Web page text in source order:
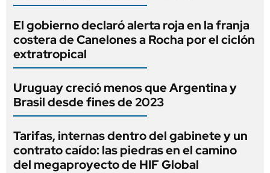
El gobierno declaró alerta roja en la franja
costera de Canelones a Rocha por el ciclón
extratropical
Uruguay creció menos que Argentina y
Brasil desde fines de 2023
Tarifas, internas dentro del gabinete y un
contrato caído: las piedras en el camino
del megaproyecto de HIF Global